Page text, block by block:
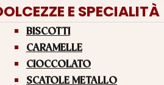
E SPECIALITÀ
BISCOTTI
CARAMELLE
CIOCCOLATO
SCATOLE METALLO